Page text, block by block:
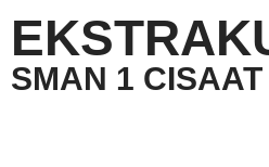
SMAN 1 CISAAT